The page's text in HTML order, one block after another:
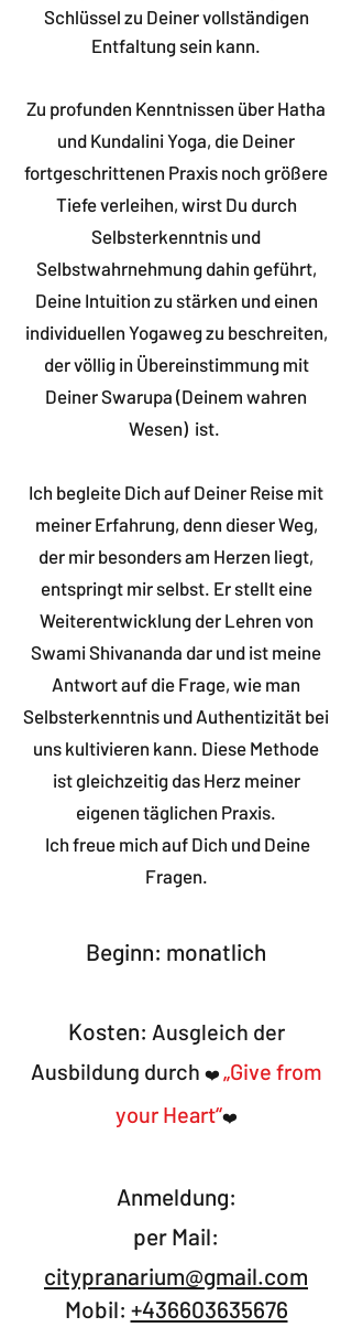
Schlüssel zu Deiner vollständigen
Entfaltung sein kann.
Zu profunden Kenntnissen über Hatha
und Kundalini Yoga, die Deiner
fortgeschrittenen Praxis noch größere
Tiefe verleihen, wirst Du durch
Selbsterkenntnis und
Selbstwahrnehmung dahin geführt,
Deine Intuition zu stärken und einen
individuellen Yogaweg zu beschreiten,
der völlig in Übereinstimmung mit
Deiner Swarupa (Deinem wahren
Wesen) ist.
Ich begleite Dich auf Deiner Reise mit
meiner Erfahrung, denn dieser Weg,
der mir besonders am Herzen liegt,
entspringt mir selbst. Er stellt eine
Weiterentwicklung der Lehren von
Swami Shivananda dar und ist meine
Antwort auf die Frage, wie man
Selbsterkenntnis und Authentizität bei
uns kultivieren kann. Diese Methode
ist gleichzeitig das Herz meiner
eigenen täglichen Praxis.
Ich freue mich auf Dich und Deine
Fragen.
Beginn:​ monatlich
Kosten: Ausgleich der
Ausbildung durch ❤️ „Give from
your Heart“❤️
Anmeldung:
per Mail:
citypranarium@gmail.com
Mobil: +436603635676